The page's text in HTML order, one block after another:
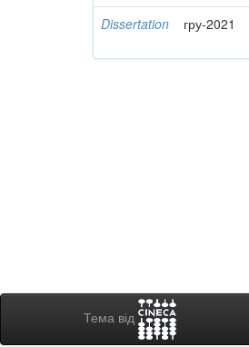
Dissertation гру-2021
Тема від